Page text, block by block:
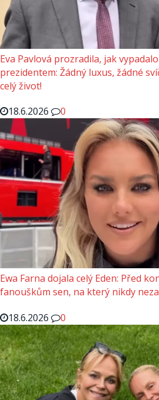
Eva Pavlová prozradila, jak
prezidentem: Žádný luxus, žádné
celý život!
18.6.2026
0
Ewa Farna dojala celý Eden: Před
fanouškům sen, na který nikdy
18.6.2026
0